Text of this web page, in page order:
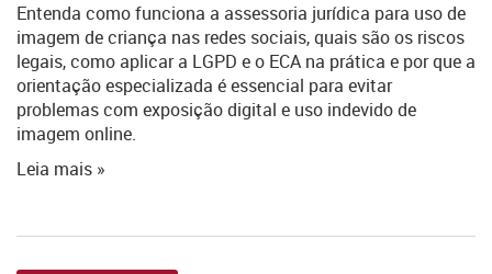
Entenda como funciona a assessoria jurídica para uso de
imagem de criança nas redes sociais, quais são os riscos
legais, como aplicar a LGPD e o ECA na prática e por que a
orientação especializada é essencial para evitar
problemas com exposição digital e uso indevido de
imagem online.
Leia mais »